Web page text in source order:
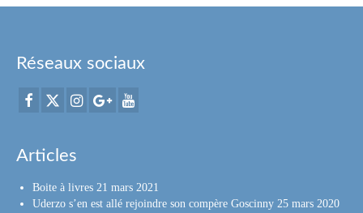
Réseaux sociaux
Articles
Boite à livres 21 mars 2021
Uderzo s’en est allé rejoindre son compère Goscinny 25 mars 2020